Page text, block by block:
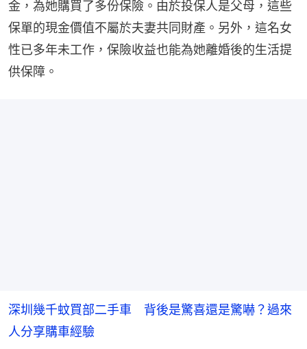
金，為她購買了多份保險。由於投保人是父母，這些
保單的現金價值不屬於夫妻共同財產。另外，這名女
性已多年未工作，保險收益也能為她離婚後的生活提
供保障。
深圳幾千蚊買部二手車 背後是驚喜還是驚嚇？過來
人分享購車經驗